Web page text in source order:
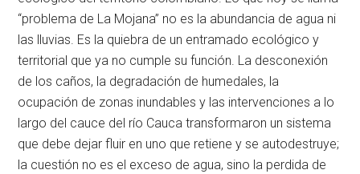
“problema de La Mojana” no es la abundancia de agua ni
las lluvias. Es la quiebra de un entramado ecológico y
territorial que ya no cumple su función. La desconexión
de los caños, la degradación de humedales, la
ocupación de zonas inundables y las intervenciones a lo
largo del cauce del río Cauca transformaron un sistema
que debe dejar fluir en uno que retiene y se autodestruye;
la cuestión no es el exceso de agua, sino la perdida de